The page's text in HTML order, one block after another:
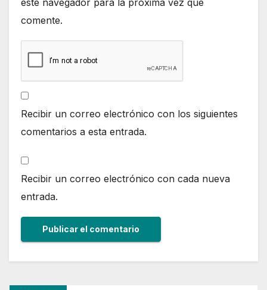
comente.
Recibir un correo electrónico con los siguientes
comentarios a esta entrada.
Recibir un correo electrónico con cada nueva
entrada.